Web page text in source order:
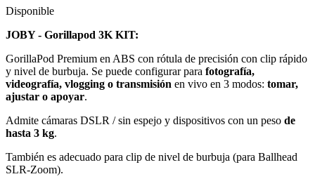
Disponible
JOBY - Gorillapod 3K KIT:
GorillaPod Premium en ABS con rótula de precisión con clip rápido
y nivel de burbuja. Se puede configurar para fotografía,
videografía, vlogging o transmisión en vivo en 3 modos: tomar,
ajustar o apoyar.
Admite cámaras DSLR / sin espejo y dispositivos con un peso de
hasta 3 kg.
También es adecuado para clip de nivel de burbuja (para Ballhead
SLR-Zoom).